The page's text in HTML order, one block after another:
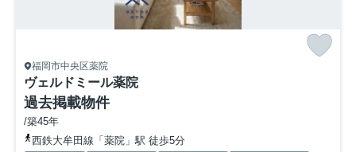
福岡市中央区薬院
ヴェルドミール薬院
過去掲載物件
/築45年
西鉄大牟田線「薬院」駅 徒歩5分